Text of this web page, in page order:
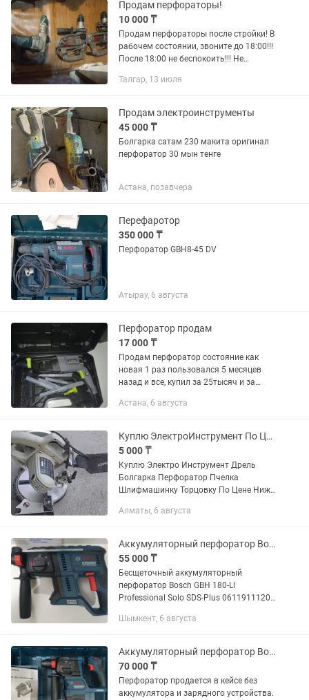
Продам перфораторы!
10 000 ₸
Продам перфораторы после стройки! В
рабочем состоянии, звоните до 18:00!!!
После 18:00 не беспокоить!!! Не
куплю!!! Без торга!!!
Талгар, 13 июля
Продам электроинструменты
45 000 ₸
Болгарка сатам 230 макита оригинал
перфоратор 30 мын тенге
Астана, позавчера
Перефаротор
350 000 ₸
Перфоратор GBH8-45 DV
Атырау, 6 августа
Перфоратор продам
17 000 ₸
Продам перфоратор состояние как
новая 1 раз пользовался 5 месяцев
назад и все, купил за 25тысяч и за
Астана, 6 августа
Куплю ЭлектроИнструмент По Цене Ниже Рынка Хлам Не предлагать !
5 000 ₸
Куплю Электро Инструмент Дрель
Болгарка Перфоратор Пчелка
Шлифмашинку Торцовку По Цене Ниже
Сколько она стоит в каспии
Алматы, 6 августа
Аккумуляторный перфоратор Bosch GBH 180-LI Professional Solo SDS-Plus
55 000 ₸
Бесщеточный аккумуляторный
перфоратор Bosch GBH 180-LI
Professional Solo SDS-Plus 0611911120 -
бетоне, кирпиче и камне, а также для
Шымкент, 6 августа
Аккумуляторный перфоратор Bosch GBH 185-LI.
70 000 ₸
Перфоратор продается в кейсе без
аккумулятора и зарядного устройства.